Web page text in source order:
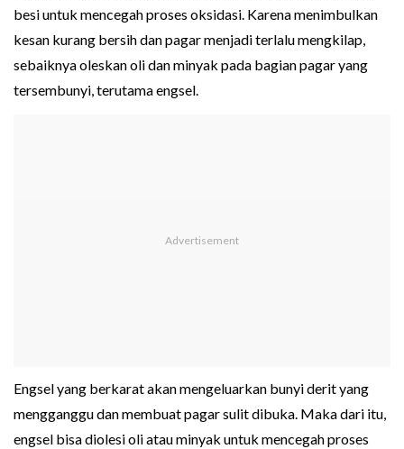
besi untuk mencegah proses oksidasi. Karena menimbulkan
kesan kurang bersih dan pagar menjadi terlalu mengkilap,
sebaiknya oleskan oli dan minyak pada bagian pagar yang
tersembunyi, terutama engsel.
Engsel yang berkarat akan mengeluarkan bunyi derit yang
mengganggu dan membuat pagar sulit dibuka. Maka dari itu,
engsel bisa diolesi oli atau minyak untuk mencegah proses